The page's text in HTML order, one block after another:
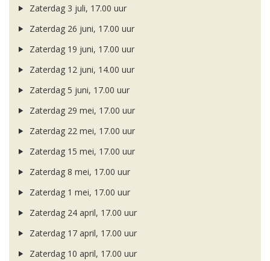
Zaterdag 3 juli, 17.00 uur
Zaterdag 26 juni, 17.00 uur
Zaterdag 19 juni, 17.00 uur
Zaterdag 12 juni, 14.00 uur
Zaterdag 5 juni, 17.00 uur
Zaterdag 29 mei, 17.00 uur
Zaterdag 22 mei, 17.00 uur
Zaterdag 15 mei, 17.00 uur
Zaterdag 8 mei, 17.00 uur
Zaterdag 1 mei, 17.00 uur
Zaterdag 24 april, 17.00 uur
Zaterdag 17 april, 17.00 uur
Zaterdag 10 april, 17.00 uur